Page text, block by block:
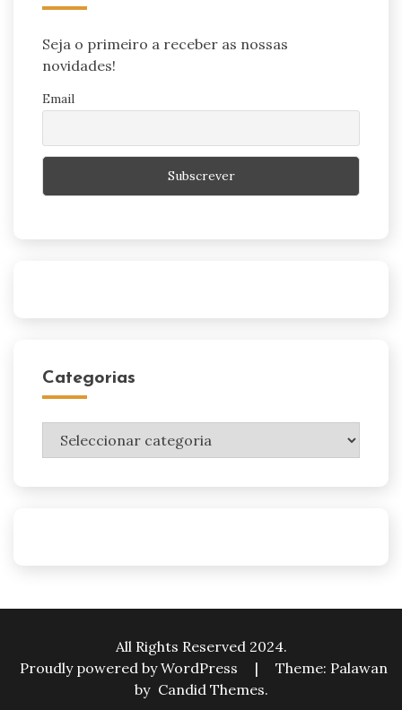
Seja o primeiro a receber as nossas
novidades!
Email
Categorias
Categorias
All Rights Reserved 2024.
Proudly powered by WordPress
|
Theme: Palawan
by Candid Themes.